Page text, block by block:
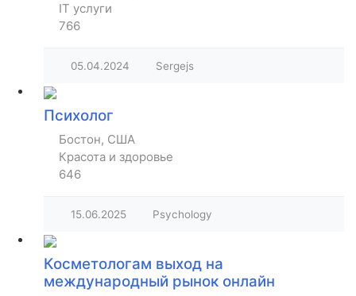
IT услуги
766
05.04.2024 Sergejs
Психолог
Бостон, США
Красота и здоровье
646
15.06.2025 Psychology
Косметологам выход на
международный рынок онлайн